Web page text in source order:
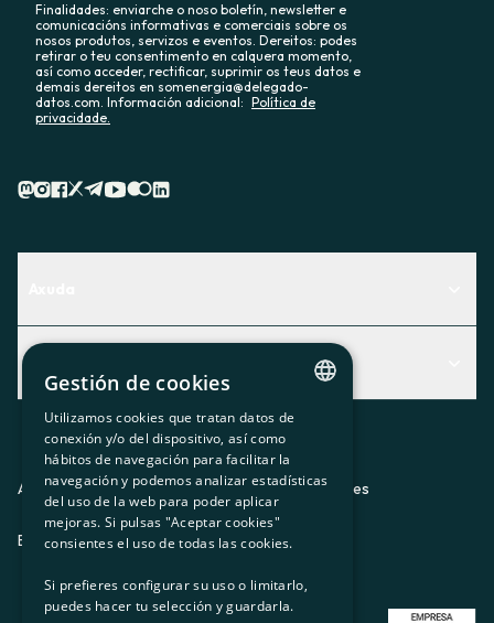
Finalidades: enviarche o noso boletín, newsletter e
comunicacións informativas e comerciais sobre os
nosos produtos, servizos e eventos. Dereitos: podes
retirar o teu consentimento en calquera momento,
así como acceder, rectificar, suprimir os teus datos e
demais dereitos en somenergia@delegado-
datos.com. Información adicional: Política de
privacidade.
Descubre qué servicio te encaja mejor
Contacto
Actualidad
O recuncho da socia
Prensa
Trabaja con nosotros
Aviso legalPolítica de privacidadPolítica de cookies
ES CAGLEU
CATALAN
SPANISH
GL
BASQUE
Gestión de cookies
Utilizamos cookies que tratan datos de
conexión y/o del dispositivo, así como
hábitos de navegación para facilitar la
navegación y podemos analizar estadísticas
del uso de la web para poder aplicar
mejoras. Si pulsas "Aceptar cookies"
consientes el uso de todas las cookies.
Si prefieres configurar su uso o limitarlo,
puedes hacer tu selección y guardarla.